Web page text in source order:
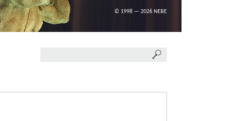
© 1998 — 2026 NEBE